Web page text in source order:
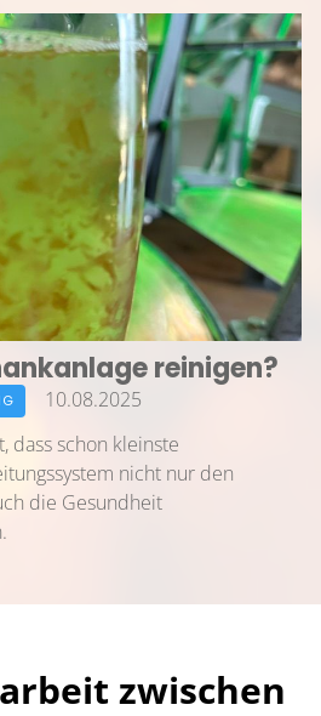
PARTNER
GALERIE
NEWS
KONTAKT
reinigen?
10.08.2025
dass schon kleinste
nicht nur den
die Gesundheit
zwischen